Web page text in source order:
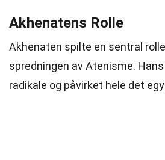
Akhenatens Rolle
Akhenaten spilte en sentral
spredningen av Atenisme.
radikale og påvirket hele det